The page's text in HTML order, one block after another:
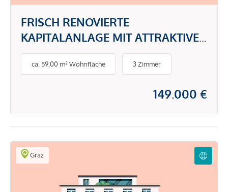
FRISCH RENOVIERTE
KAPITALANLAGE MIT ATTRAKTIVER
RENDITE MIT BALKON
ca. 59,00 m² Wohnfläche 3 Zimmer
149.000 €
Graz